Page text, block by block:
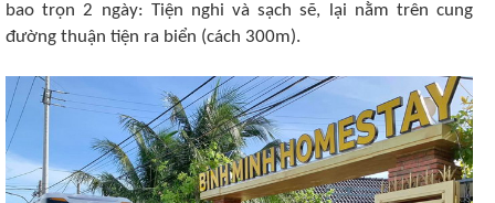
bao trọn 2 ngày: Tiện nghi và sạch sẽ, lại nằm trên cung
đường thuận tiện ra biển (cách 300m).